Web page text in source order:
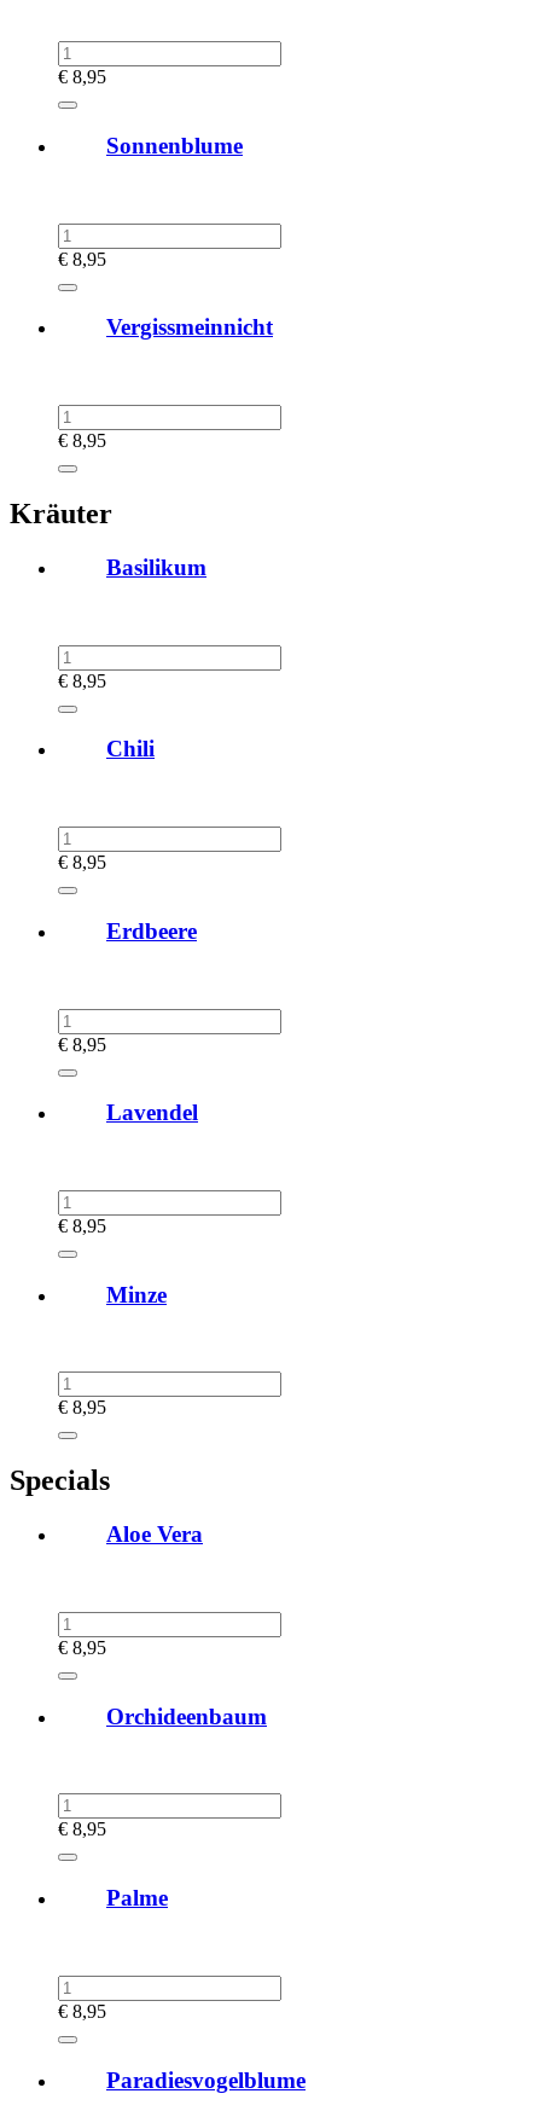
€ 8,95
Sonnenblume
€ 8,95
Vergissmeinnicht
€ 8,95
Kräuter
Basilikum
€ 8,95
Chili
€ 8,95
Erdbeere
€ 8,95
Lavendel
€ 8,95
Minze
€ 8,95
Specials
Aloe Vera
€ 8,95
Orchideenbaum
€ 8,95
Palme
€ 8,95
Paradiesvogelblume